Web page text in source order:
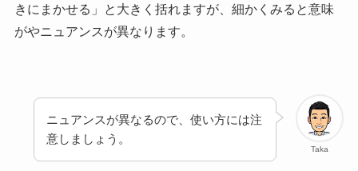
きにまかせる」と大きく括れますが、細かくみると意味
がやニュアンスが異なります。
Taka
ニュアンスが異なるので、使い方には注
意しましょう。